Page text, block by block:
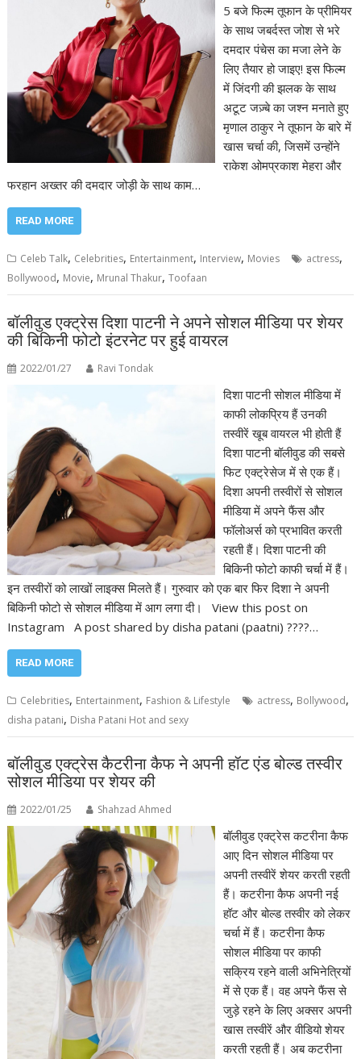
5 बजे फिल्म तूफान के प्रीमियर
के साथ जबर्दस्त जोश से भरे
दमदार पंचेस का मजा लेने के
लिए तैयार हो जाइए! इस फिल्म
में जिंदगी की झलक के साथ
अटूट जज़्बे का जश्न मनाते हुए
मृणाल ठाकुर ने तूफान के बारे में
खास चर्चा की, जिसमें उन्होंने
राकेश ओमप्रकाश मेहरा और
फरहान अख्तर की दमदार जोड़ी के साथ काम…
READ MORE
Celeb Talk, Celebrities, Entertainment, Interview, Movies actress,
Bollywood, Movie, Mrunal Thakur,Toofaan
बॉलीवुड एक्ट्रेस दिशा पाटनी ने अपने सोशल मीडिया पर शेयर
की बिकिनी फोटो इंटरनेट पर हुई वायरल
2022/01/27 Ravi Tondak
दिशा पाटनी सोशल मीडिया में
काफी लोकप्रिय हैं उनकी
तस्वीरें खूब वायरल भी होती हैं
दिशा पाटनी बॉलीवुड की सबसे
फिट एक्ट्रेसेज में से एक हैं।
दिशा अपनी तस्वीरों से सोशल
मीडिया में अपने फैंस और
फॉलोअर्स को प्रभावित करती
रहती हैं। दिशा पाटनी की
बिकिनी फोटो काफी चर्चा में हैं।
इन तस्वीरों को लाखों लाइक्स मिलते हैं। गुरुवार को एक बार फिर दिशा ने अपनी
बिकिनी फोटो से सोशल मीडिया में आग लगा दी। View this post on
Instagram A post shared by disha patani (paatni) ????…
READ MORE
Celebrities, Entertainment, Fashion & Lifestyle actress, Bollywood,
disha patani, Disha Patani Hot and sexy
बॉलीवुड एक्ट्रेस कैटरीना कैफ ने अपनी हॉट एंड बोल्ड तस्वीर
सोशल मीडिया पर शेयर की
2022/01/25 Shahzad Ahmed
बॉलीवुड एक्ट्रेस कटरीना कैफ
आए दिन सोशल मीडिया पर
अपनी तस्वीरें शेयर करती रहती
हैं। कटरीना कैफ अपनी नई
हॉट और बोल्ड तस्वीर को लेकर
चर्चा में हैं। कटरीना कैफ
सोशल मीडिया पर काफी
सक्रिय रहने वाली अभिनेत्रियों
में से एक हैं। वह अपने फैंस से
जुड़े रहने के लिए अक्सर अपनी
खास तस्वीरें और वीडियो शेयर
करती रहती हैं। अब कटरीना